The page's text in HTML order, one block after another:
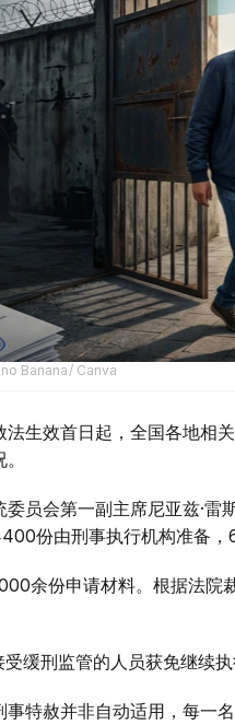
Banana/ Canva
法生效首日起，全国各地相
员会第一副主席尼亚兹·
份由刑事执行机构准备，
余份申请材料。根据法
缓刑监管的人员获免继续
事特赦并非自动适用，每一